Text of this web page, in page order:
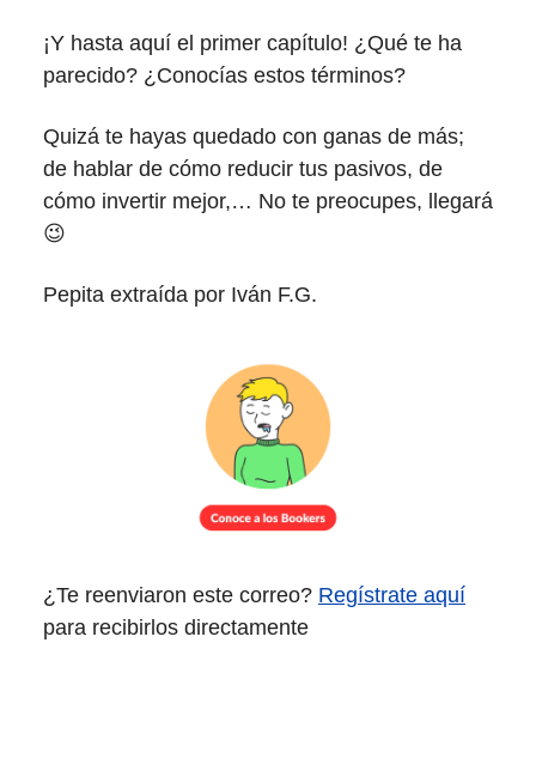
¡Y hasta aquí el primer capítulo! ¿Qué te ha
parecido? ¿Conocías estos términos?
Quizá te hayas quedado con ganas de más;
de hablar de cómo reducir tus pasivos, de
cómo invertir mejor,… No te preocupes, llegará
😉
Pepita extraída por Iván F.G.
¿Te reenviaron este correo? Regístrate aquí
para recibirlos directamente